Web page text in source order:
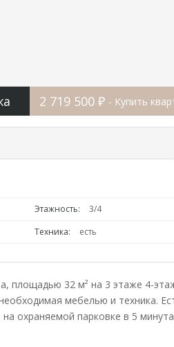
2 719 500 ₽ - Купить
Этажность: 3/4
Техника: есть
площадью 32 м² на 3 этаже 4-
мебелью и техника.
охраняемой парковке в 5